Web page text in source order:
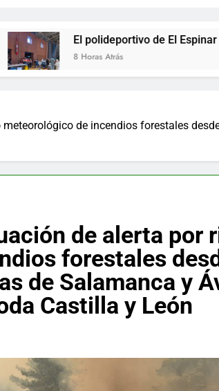
El polideportivo de El Espinar acoge y
8 Horas Atrás
de incendios forestales
de alerta por
forestales
de Salamanca y
Castilla y León